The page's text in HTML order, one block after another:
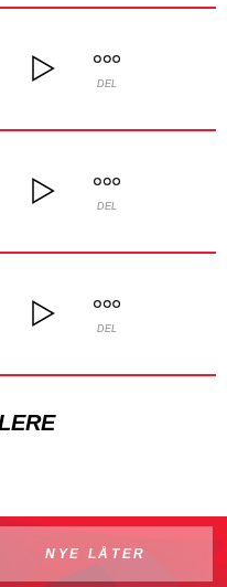
DEL
DEL
DEL
NYE LÅTER